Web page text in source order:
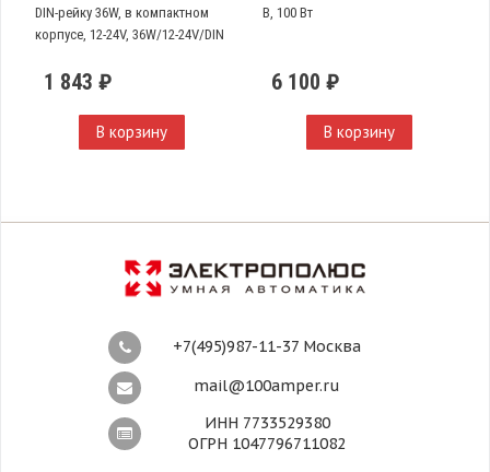
DIN-рейку 36W, в компактном
корпусе, 12-24V, 36W/12-24V/DIN
1 843 ₽
В корзину
В, 100 Вт
6 100 ₽
В корзину
+7(495)987-11-37 Москва
mail@100amper.ru
ИНН 7733529380
ОГРН 1047796711082